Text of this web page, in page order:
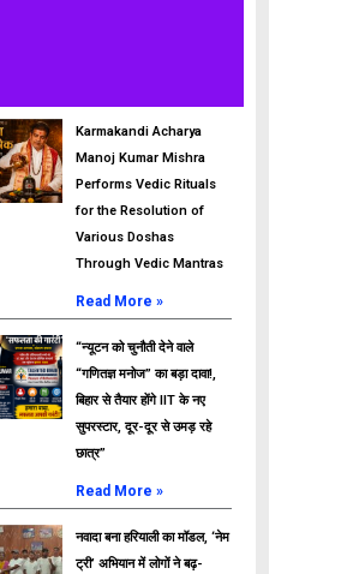
Karmakandi Acharya
Manoj Kumar Mishra
Performs Vedic Rituals
for the Resolution of
Various Doshas
Through Vedic Mantras
Read More »
“न्यूटन को चुनौती देने वाले
“गणितज्ञ मनोज” का बड़ा दावा!,
बिहार से तैयार होंगे IIT के नए
सुपरस्टार, दूर-दूर से उमड़ रहे
छात्र”
Read More »
नवादा बना हरियाली का मॉडल, ‘नेम
ट्री’ अभियान में लोगों ने बढ़-